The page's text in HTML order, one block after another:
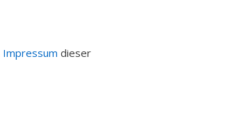
Impressum dieser